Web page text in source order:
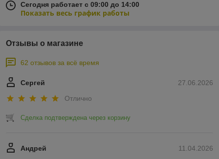
Сегодня работает с 09:00 до 14:00
Показать весь график работы
Отзывы о магазине
62 отзывов за всё время
27.06.2026
Сергей
Отлично
Сделка подтверждена через корзину
11.04.2026
Андрей